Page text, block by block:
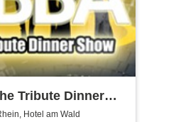
Tribute Dinner
Hotel am Wald